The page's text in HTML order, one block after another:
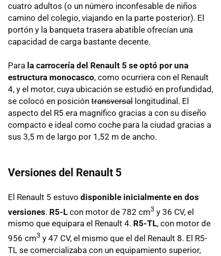
cuatro adultos (o un número inconfesable de niños
camino del colegio, viajando en la parte posterior). El
portón y la banqueta trasera abatible ofrecían una
capacidad de carga bastante decente.
Para la carrocería del Renault 5 se optó por una
estructura monocasco, como ocurriera con el Renault
4, y el motor, cuya ubicación se estudió en profundidad,
se colocó en posición transversal longitudinal. El
aspecto del R5 era magnífico gracias a con su diseño
compacto e ideal como coche para la ciudad gracias a
sus 3,5 m de largo por 1,52 m de ancho.
Versiones del Renault 5
El Renault 5 estuvo disponible inicialmente en dos
versiones. R5-L con motor de 782 cm3 y 36 CV, el
mismo que equipara el Renault 4. R5-TL, con motor de
956 cm3 y 47 CV, el mismo que el del Renault 8. El R5-
TL se comercializaba con un equipamiento superior,